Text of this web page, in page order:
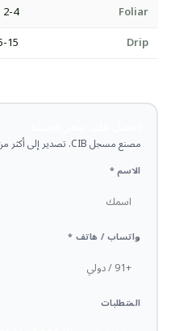
Foliar
2-4 g per litre
Drip
acre/season
مصنع مسجل CIB. تصدير إلى أكثر من 50 دولة. يشمل COA وMSDS وTDS.
الاسم *
واتساب / هاتف *
المتطلبات